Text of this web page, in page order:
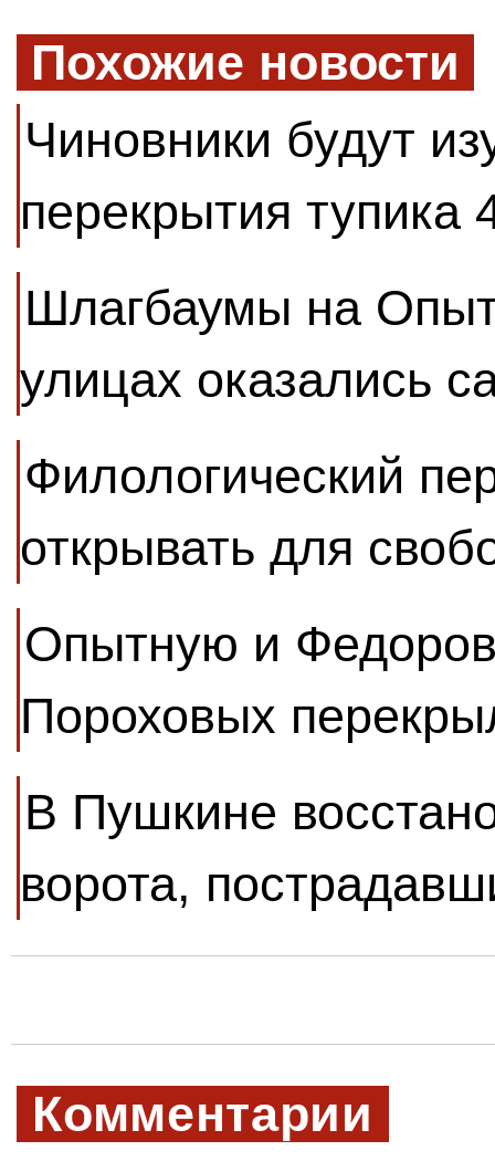
Похожие новости
Чиновники будут
перекрытия тупика
Шлагбаумы на
улицах оказались
Филологический
открывать для
Опытную и
Пороховых
В Пушкине
ворота,
Комментарии